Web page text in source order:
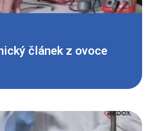
článek z ovoce